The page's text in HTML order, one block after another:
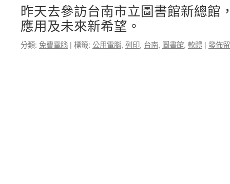
昨天去參訪台南市立圖書館新總館
應用及未來新希望。
分類: 免費電腦 | 標籤: 公用電腦, 列印, 台南, 圖書館, 軟體 | 發佈